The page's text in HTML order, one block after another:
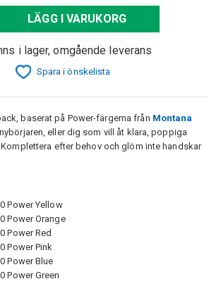
LÄGG I VARUKORG
i lager, omgående leverans
Spara i önskelista
baserat på Power-färgerna från Montana
eller dig som vill åt klara, poppiga
Komplettera efter behov och glöm inte handskar
Power Yellow
Power Orange
Power Red
Power Pink
Power Blue
Power Green